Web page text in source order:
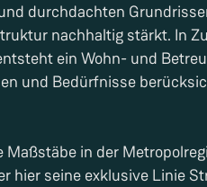
durchdachten
nachhaltig stärkt. In
ein Wohn- und
und Bedürfnisse
in der
hier seine exklusive Linie